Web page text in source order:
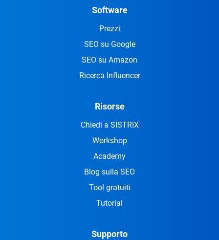
Software
Prezzi
SEO su Google
SEO su Amazon
Ricerca Influencer
Risorse
Chiedi a SISTRIX
Workshop
Academy
Blog sulla SEO
Tool gratuiti
Tutorial
Supporto